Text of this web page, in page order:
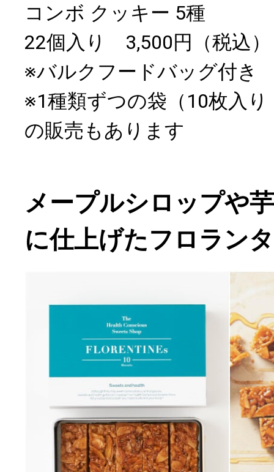
コンボ クッキー 5種
22個入り 3,500円（税込）
※バルクフードバッグ付き
※1種類ずつの袋（10枚入
の販売もあります
メープルシロップや
に仕上げたフロラン